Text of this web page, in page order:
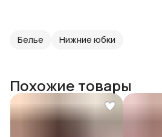
Белье Нижние юбки
Похожие товары